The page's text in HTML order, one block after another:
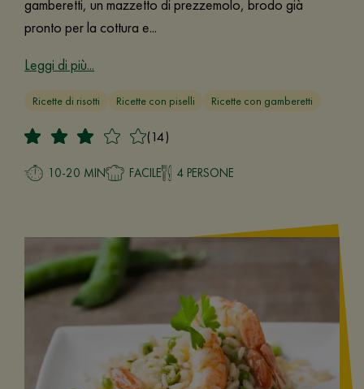
gamberetti, un mazzetto di prezzemolo, brodo già
pronto per la cottura e...
Leggi di più...
Ricette di risotti Ricette con piselli Ricette con gamberetti
(14)
10-20 MIN FACILE 4 PERSONE